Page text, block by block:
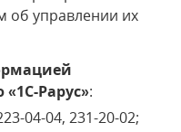
об управлении их
Рарус»:
04-04, 231-20-02;